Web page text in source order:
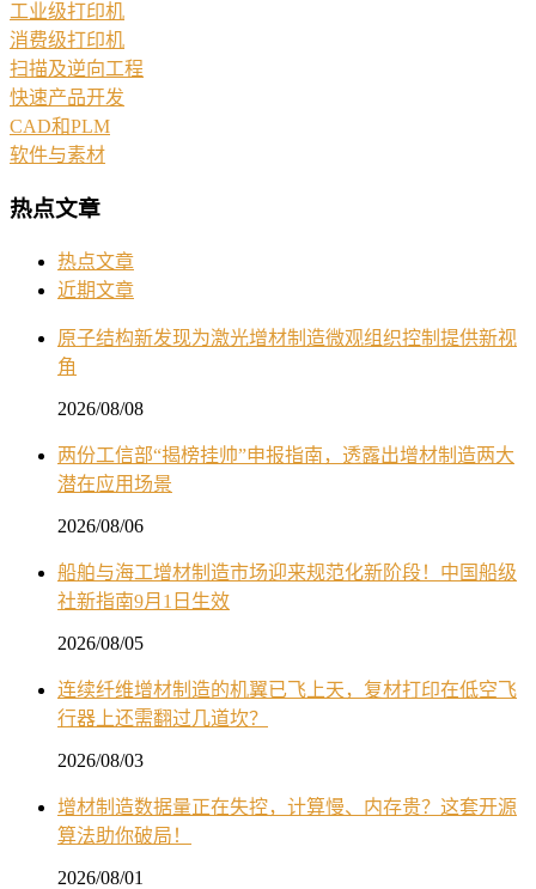
工业级打印机
消费级打印机
扫描及逆向工程
快速产品开发
CAD和PLM
软件与素材
热点文章
热点文章
近期文章
原子结构新发现为激光增材制造微观组织控制提供新视
角
2026/08/08
两份工信部“揭榜挂帅”申报指南，透露出增材制造两大
潜在应用场景
2026/08/06
船舶与海工增材制造市场迎来规范化新阶段！中国船级
社新指南9月1日生效
2026/08/05
连续纤维增材制造的机翼已飞上天，复材打印在低空飞
行器上还需翻过几道坎？
2026/08/03
增材制造数据量正在失控，计算慢、内存贵？这套开源
算法助你破局！
2026/08/01